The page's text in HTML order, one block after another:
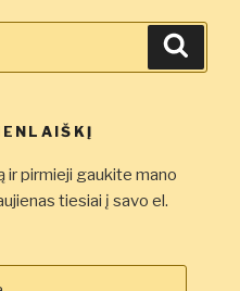
ir pirmieji gaukite mano
tiesiai į savo el.